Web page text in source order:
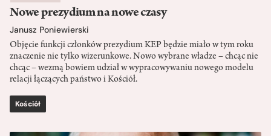
Nowe prezydium na nowe czasy
Janusz Poniewierski
Objęcie funkcji członków prezydium KEP będzie miało w tym roku
znaczenie nie tylko wizerunkowe. Nowo wybrane władze – chcąc nie
chcąc – wezmą bowiem udział w wypracowywaniu nowego modelu
relacji łączących państwo i Kościół.
Kościół